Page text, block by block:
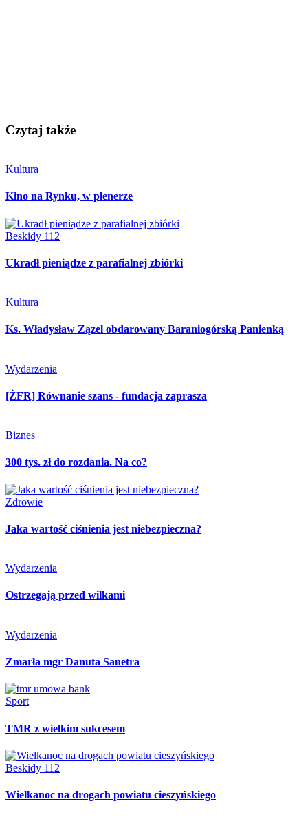
Czytaj także
Kultura
Kino na Rynku, w plenerze
Beskidy 112
Ukradł pieniądze z parafialnej zbiórki
Kultura
Ks. Władysław Zązel obdarowany Baraniogórską Panienką
Wydarzenia
[ŻFR] Równanie szans - fundacja zaprasza
Biznes
300 tys. zł do rozdania. Na co?
Zdrowie
Jaka wartość ciśnienia jest niebezpieczna?
Wydarzenia
Ostrzegają przed wilkami
Wydarzenia
Zmarła mgr Danuta Sanetra
Sport
TMR z wielkim sukcesem
Beskidy 112
Wielkanoc na drogach powiatu cieszyńskiego